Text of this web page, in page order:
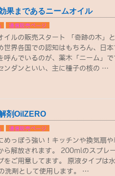
果まであるニームオイル
通信販売ページ
イルの販売スタート 「奇跡の木」
世界各国での認知はもちろん、日
呼んでいるのが、薬木「ニーム」
ンダンといい、主に種子の核の …
剤OilZERO
通信販売ページ
めっぽう強い！キッチンや換気扇
ら解放されます。 200mlのスプレ
をご用意してます。 原液タイプは
洗剤として使用します。 …